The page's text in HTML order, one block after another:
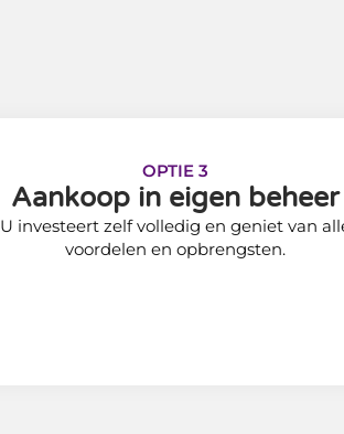
OPTIE 3
Aankoop in eigen beheer
U investeert zelf volledig en geniet van
voordelen en opbrengsten.